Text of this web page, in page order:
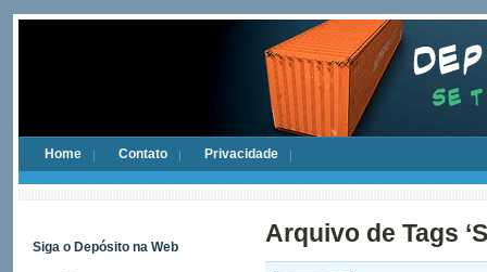
Home Contato Privacidade
Siga o Depósito na Web
Arquivo de Tags